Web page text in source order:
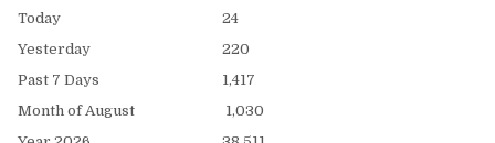
Today
24
Yesterday
220
Past 7 Days
1,417
Month of August
1,030